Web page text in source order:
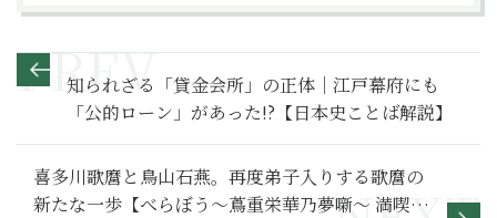
知られざる「貸金会所」の正体｜江戸幕府にも
「公的ローン」があった!?【日本史ことば解説】
喜多川歌麿と鳥山石燕。再度弟子入りする歌麿の
新たな一歩【べらぼう～蔦重栄華乃夢噺～ 満喫リ